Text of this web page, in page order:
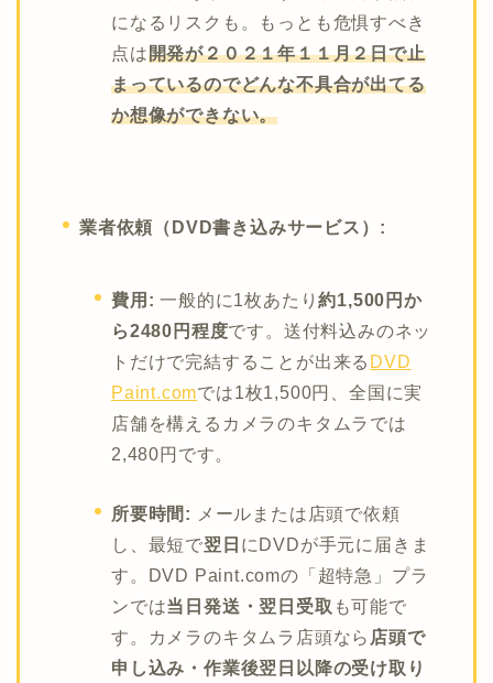
になるリスクも。もっとも危惧すべき
点は開発が２０２１年１１月２日で止
まっているのでどんな不具合が出てる
か想像ができない。
業者依頼（DVD書き込みサービス）:
費用: 一般的に1枚あたり約1,500円か
ら2480円程度です。送付料込みのネッ
トだけで完結することが出来る DVD
Paint.comでは1枚1,500円、全国に実
店舗を構えるカメラのキタムラでは
2,480円です。
所要時間:
メールまたは店頭で依頼
し、最短で翌日 にDVDが手元に届きま
す。DVD Paint.comの「超特急」プラ
ンでは当日発送・翌日受取 も可能で
す。カメラのキタムラ店頭なら 店頭で
申し込み・作業後翌日以降の受け取り